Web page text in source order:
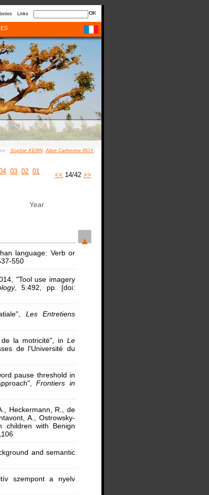
Links
: Sophie KERN, Alice Catherine ROY
03 02 01
<< 14/42 >>
Year
language: Verb or
550
"Tool use imagery
, 5:492, pp. [doi:
Les Entretiens
de la motricité", in Le
de l'Université du
pause threshold in
Frontiers in
Heckermann, R., de
A., Ostrowsky-
children with Benign
and semantic
szempont a nyelv